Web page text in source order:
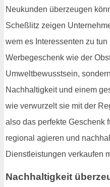
Neukunden überzeugen
Scheßlitz zeigen
wem es Interessenten zu
Werbegeschenk wie der
Umweltbewusstsein,
Nachhaltigkeit und einem
wie verwurzelt sie mit der
also das perfekte Geschenk
regional agieren und
Dienstleistungen verkaufen
Nachhaltigkeit